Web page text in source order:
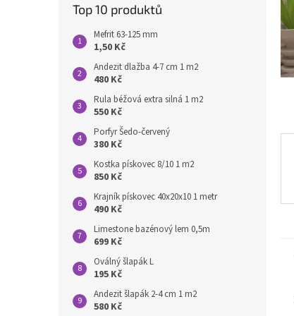
Top 10 produktů
Mefrit 63-125 mm
1,50 Kč
Andezit dlažba 4-7 cm 1 m2
480 Kč
Rula béžová extra silná 1 m2
550 Kč
Porfyr Šedo-červený
380 Kč
Kostka pískovec 8/10 1 m2
850 Kč
Krajník pískovec 40x20x10 1 metr
490 Kč
Limestone bazénový lem 0,5m
699 Kč
Oválný šlapák L
195 Kč
Andezit šlapák 2-4 cm 1 m2
580 Kč